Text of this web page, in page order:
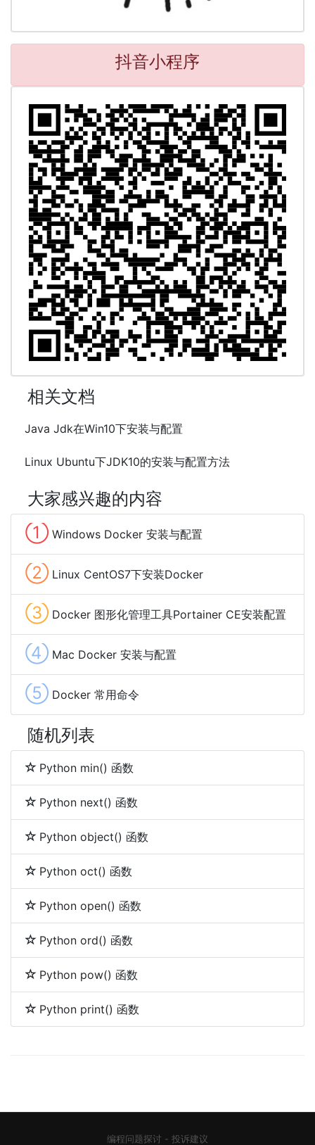
抖音小程序
相关文档
Java Jdk在Win10下安装与配置
Linux Ubuntu下JDK10的安装与配置方法
大家感兴趣的内容
① Windows Docker 安装与配置
② Linux CentOS7下安装Docker
③ Docker 图形化管理工具Portainer CE安装配置
④ Mac Docker 安装与配置
⑤ Docker 常用命令
随机列表
Python min() 函数
Python next() 函数
Python object() 函数
Python oct() 函数
Python open() 函数
Python ord() 函数
Python pow() 函数
Python print() 函数
编程问题探讨 - 投诉建议